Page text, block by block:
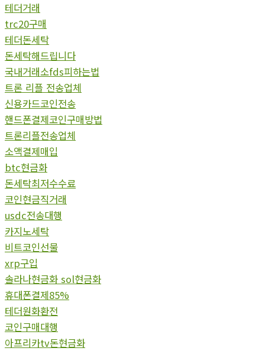
테더거래
trc20구매
테더돈세탁
돈세탁해드립니다
국내거래소fds피하는법
트론 리플 전송업체
신용카드코인전송
핸드폰결제코인구매방법
트론리플전송업체
소액결제매입
btc현금화
돈세탁최저수수료
코인현금직거래
usdc전송대행
카지노세탁
비트코인선물
xrp구입
솔라나현금화 sol현금화
휴대폰결제85%
테더원화환전
코인구매대행
아프리카tv돈현금화